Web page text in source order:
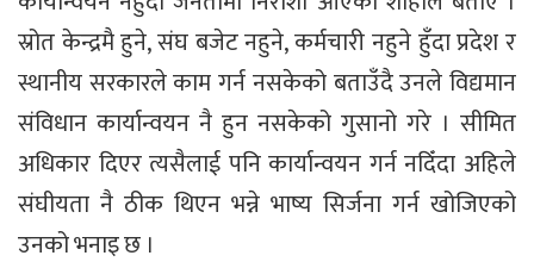
स्रोत केन्द्रमै हुने, संघ बजेट नहुने, कर्मचारी नहुने हुँदा प्रदेश र
स्थानीय सरकारले काम गर्न नसकेको बताउँदै उनले विद्यमान
संविधान कार्यान्वयन नै हुन नसकेको गुसानो गरे । सीमित
अधिकार दिएर त्यसैलाई पनि कार्यान्वयन गर्न नदिँदा अहिले
संघीयता नै ठीक थिएन भन्ने भाष्य सिर्जना गर्न खोजिएको
उनको भनाइ छ ।